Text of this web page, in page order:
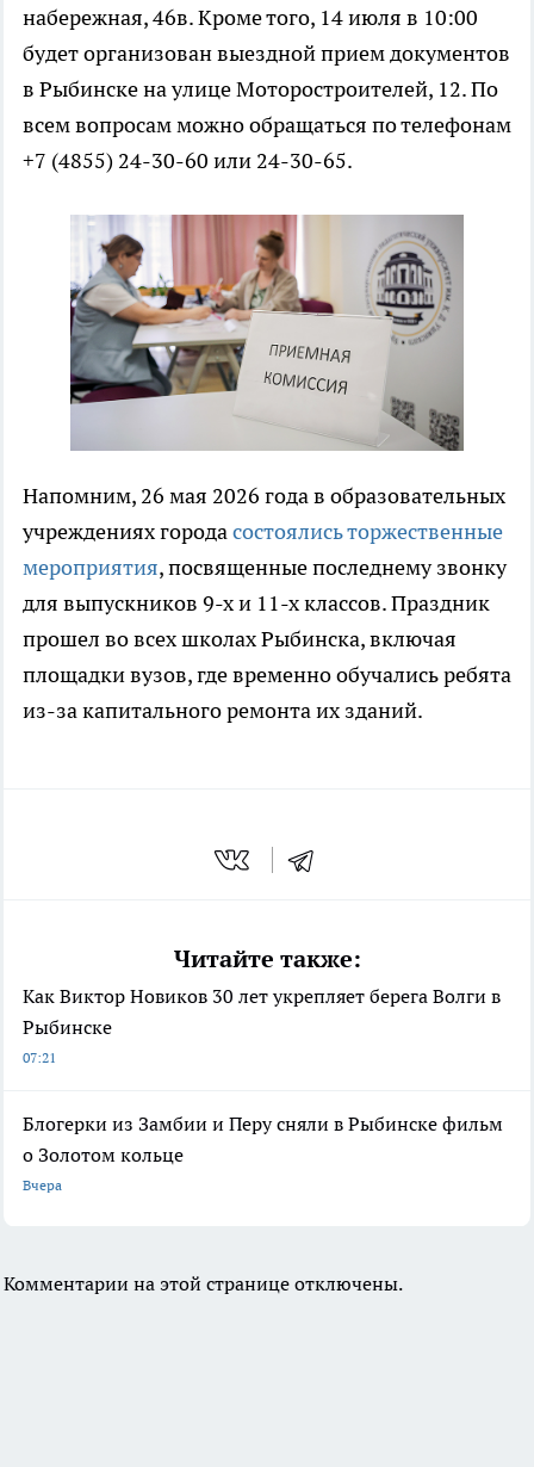
набережная, 46в. Кроме того, 14 июля в 10:00
будет организован выездной прием документов
в Рыбинске на улице Моторостроителей, 12. По
всем вопросам можно обращаться по телефонам
+7 (4855) 24-30-60 или 24-30-65.
Напомним, 26 мая 2026 года в образовательных
учреждениях городасостоялись торжественные
мероприятия, посвященные последнему звонку
для выпускников 9-х и 11-х классов. Праздник
прошел во всех школах Рыбинска, включая
площадки вузов, где временно обучались ребята
из-за капитального ремонта их зданий.
Читайте также:
Как Виктор Новиков 30 лет укрепляет берега Волги в
Рыбинске
07:21
Блогерки из Замбии и Перу сняли в Рыбинске фильм
о Золотом кольце
Вчера
Комментарии на этой странице отключены.